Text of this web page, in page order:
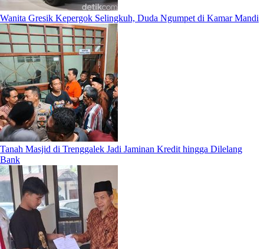
Wanita Gresik Kepergok Selingkuh, Duda Ngumpet di Kamar Mandi
Tanah Masjid di Trenggalek Jadi Jaminan Kredit hingga Dilelang
Bank